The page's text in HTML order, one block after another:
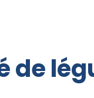
de